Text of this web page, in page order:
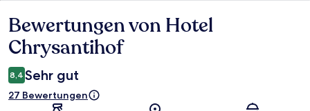
Bewertungen
Bewertungen von Hotel
Chrysantihof
8,4 Sehr gut
27 Bewertungen